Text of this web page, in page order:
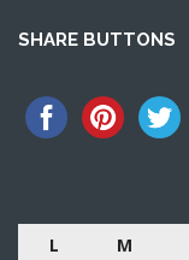
SHARE BUTTONS
L M